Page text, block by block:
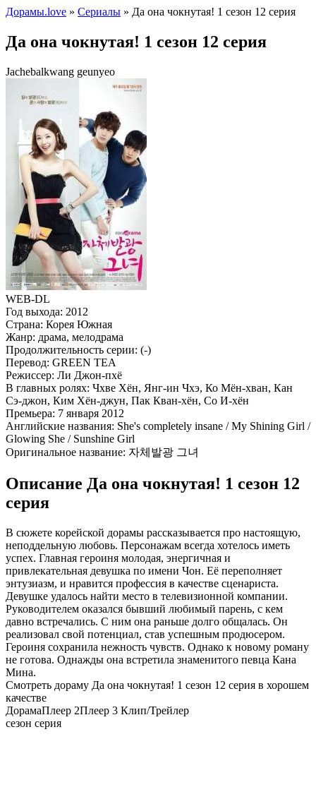
Дорамы.love » Сериалы » Да она чокнутая! 1 сезон 12 серия
Да она чокнутая! 1 сезон 12 серия
Jachebalkwang geunyeo
WEB-DL
Год выхода: 2012
Страна: Корея Южная
Жанр: драма, мелодрама
Продолжительность серии: (-)
Перевод: GREEN TEA
Режиссер: Ли Джон-пхё
В главных ролях: Чхве Хён, Янг-ин Чхэ, Ко Мён-хван, Кан
Сэ-джон, Ким Хён-джун, Пак Кван-хён, Со И-хён
Премьера: 7 января 2012
Английские названия: She's completely insane / My Shining Girl /
Glowing She / Sunshine Girl
Оригинальное название: 자체발광 그녀
Описание Да она чокнутая! 1 сезон 12
серия
В сюжете корейской дорамы рассказывается про настоящую,
неподдельную любовь. Персонажам всегда хотелось иметь
успех. Главная героиня молодая, энергичная и
привлекательная девушка по имени Чон. Её переполняет
энтузиазм, и нравится профессия в качестве сценариста.
Девушке удалось найти место в телевизионной компании.
Руководителем оказался бывший любимый парень, с кем
давно встречались. С ним она раньше долго общалась. Он
реализовал свой потенциал, став успешным продюсером.
Героиня сохранила нежность чувств. Однако к новому роману
не готова. Однажды она встретила знаменитого певца Кана
Мина.
Смотреть дораму Да она чокнутая! 1 сезон 12 серия в хорошем
качестве
ДорамаПлеер 2Плеер 3 Клип/Трейлер
сезон серия